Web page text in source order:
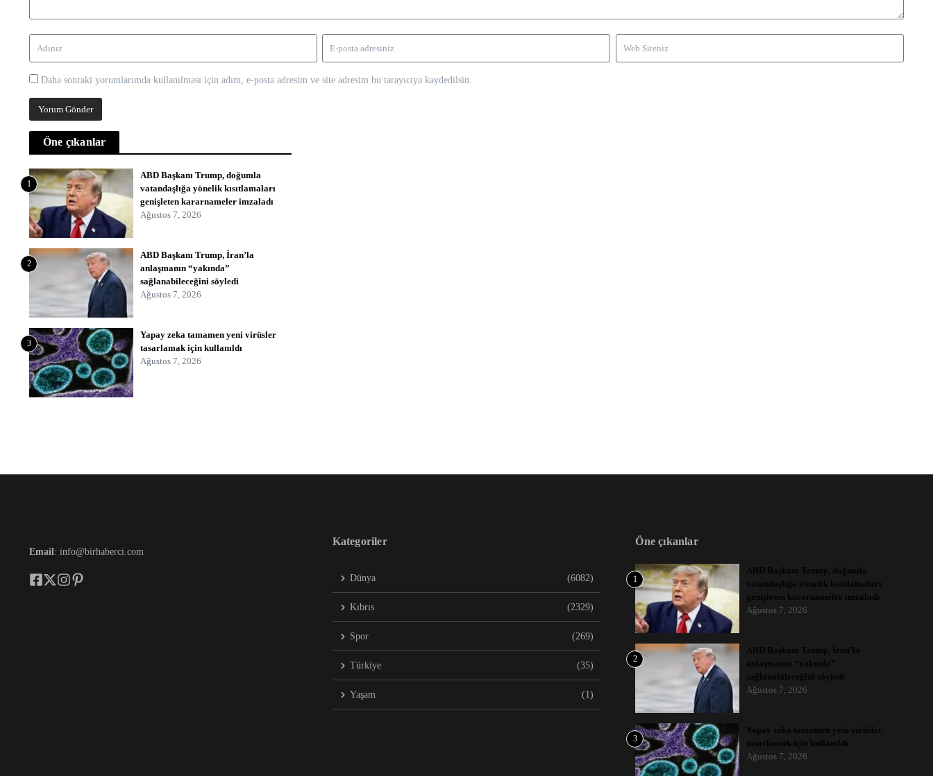
Daha sonraki yorumlarımda kullanılması için adım, e-posta adresim ve site adresim bu tarayıcıya kaydedilsin.
Öne çıkanlar
1
ABD Başkanı Trump, doğumla
vatandaşlığa yönelik kısıtlamaları
genişleten kararnameler imzaladı
Ağustos 7, 2026
2
ABD Başkanı Trump, İran’la
anlaşmanın “yakında”
sağlanabileceğini söyledi
Ağustos 7, 2026
3
Yapay zeka tamamen yeni virüsler
tasarlamak için kullanıldı
Ağustos 7, 2026
Email: info@birhaberci.com
Kategoriler
Dünya (6082)
Kıbrıs (2329)
Spor (269)
Türkiye (35)
Yaşam (1)
Öne çıkanlar
1
ABD Başkanı Trump, doğumla
vatandaşlığa yönelik kısıtlamaları
genişleten kararnameler imzaladı
Ağustos 7, 2026
2
ABD Başkanı Trump, İran’la
anlaşmanın “yakında”
sağlanabileceğini söyledi
Ağustos 7, 2026
3
Yapay zeka tamamen yeni virüsler
tasarlamak için kullanıldı
Ağustos 7, 2026